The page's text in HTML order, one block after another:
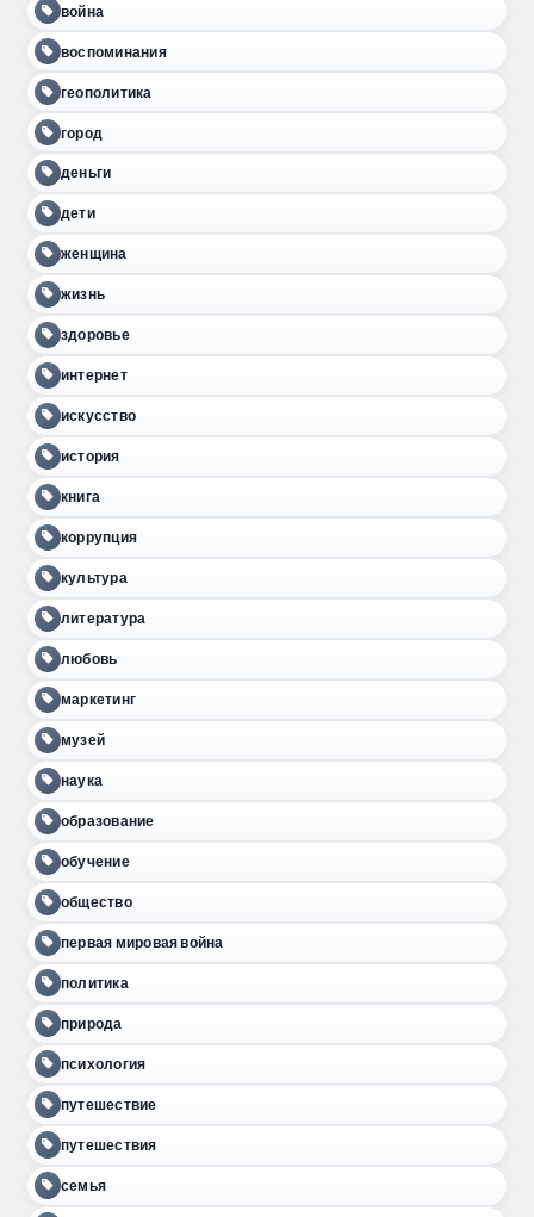
война
воспоминания
геополитика
город
деньги
дети
женщина
жизнь
здоровье
интернет
искусство
история
книга
коррупция
культура
литература
любовь
маркетинг
музей
наука
образование
обучение
общество
первая мировая война
политика
природа
психология
путешествие
путешествия
семья